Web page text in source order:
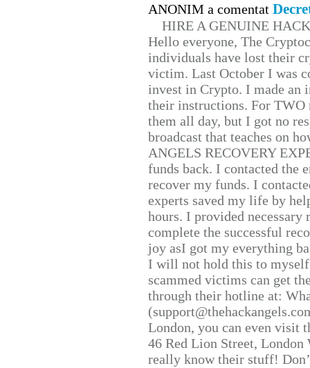
ANONIM a comentat
HIRE A GENUINE
Hello everyone, The
individuals have lost their
victim. Last October I was
invest in Crypto. I made
their instructions. For TWO
them all day, but I got no
broadcast that teaches on
ANGELS RECOVERY
funds back. I contacted the
recover my funds. I
experts saved my life by
hours. I provided
complete the successful
joy asI got my everything
I will not hold this to
scammed victims can get
through their hotline at:
London, you can even visit
46 Red Lion Street, London
really know their stuff!